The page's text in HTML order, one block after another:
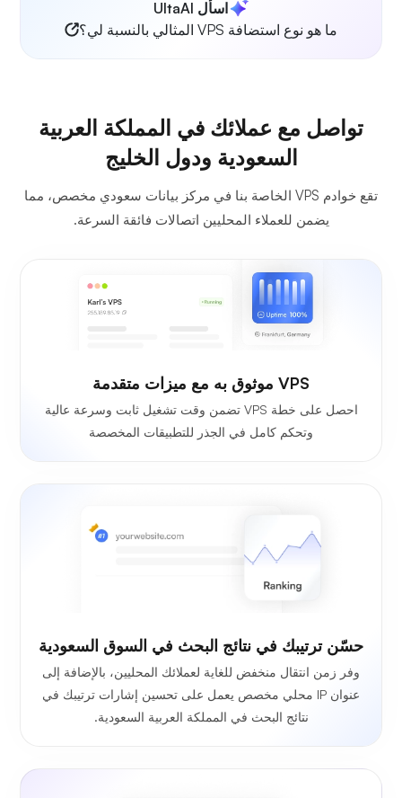
اسأل UltaAI
ما هو نوع استضافة VPS المثالي بالنسبة لي؟
تواصل مع عملائك في المملكة العربية
السعودية ودول الخليج
تقع خوادم VPS الخاصة بنا في مركز بيانات سعودي مخصص، مما
يضمن للعملاء المحليين اتصالات فائقة السرعة.
VPS موثوق به مع ميزات متقدمة
احصل على خطة VPS تضمن وقت تشغيل ثابت وسرعة عالية
وتحكم كامل في الجذر للتطبيقات المخصصة
حسّن ترتيبك في نتائج البحث في السوق السعودية
وفر زمن انتقال منخفض للغاية لعملائك المحليين، بالإضافة إلى
عنوان IP محلي مخصص يعمل على تحسين إشارات ترتيبك في
نتائج البحث في المملكة العربية السعودية.